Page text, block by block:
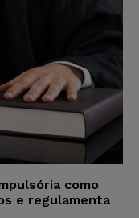
como
e regulamenta